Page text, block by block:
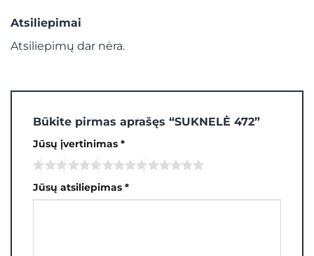
Atsiliepimai
Atsiliepimų dar nėra.
Būkite pirmas aprašęs “SUKNELĖ 472”
Jūsų įvertinimas *
Jūsų atsiliepimas *